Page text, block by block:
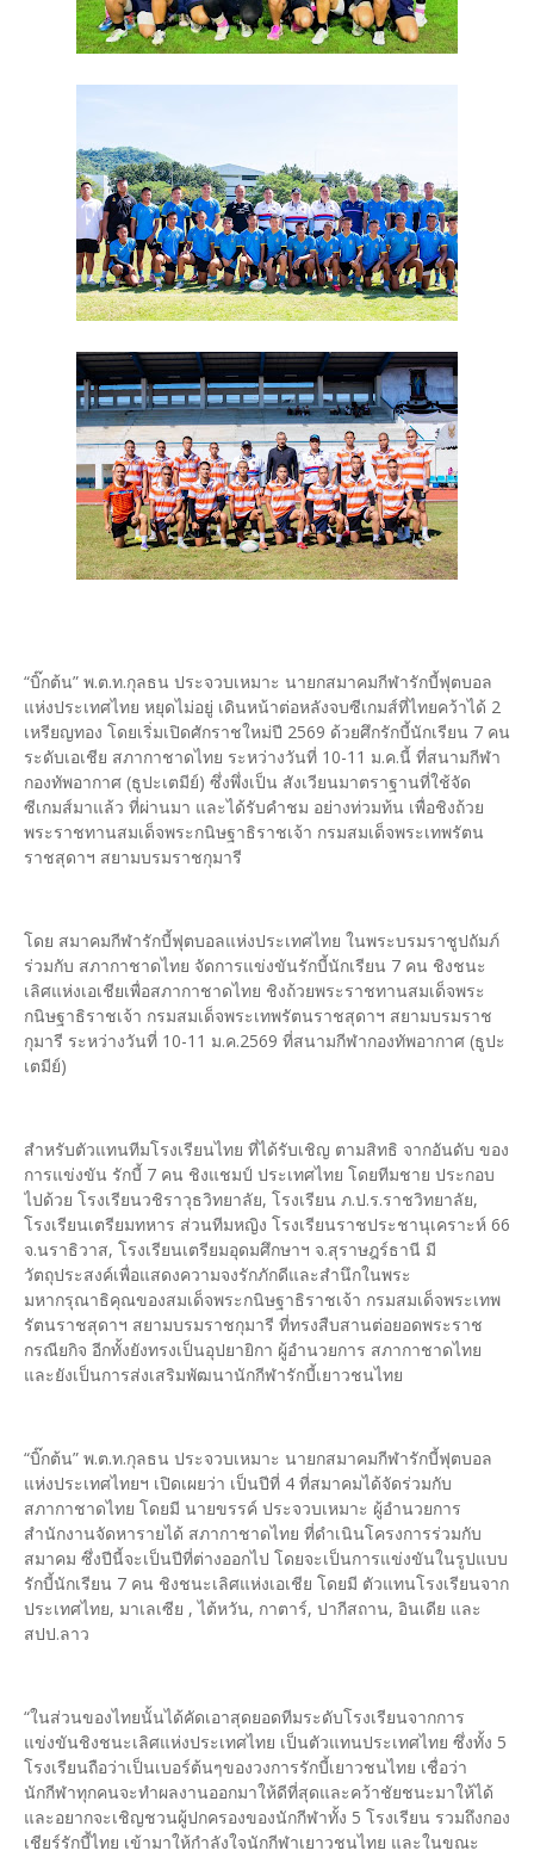
“บิ๊กต้น” พ.ต.ท.กุลธน ประจวบเหมาะ นายกสมาคมกีฬารักบี้ฟุตบอล
แห่งประเทศไทย หยุดไม่อยู่ เดินหน้าต่อหลังจบซีเกมส์ที่ไทยคว้าได้ 2
เหรียญทอง โดยเริ่มเปิดศักราชใหม่ปี 2569 ด้วยศึกรักบี้นักเรียน 7 คน
ระดับเอเชีย สภากาชาดไทย ระหว่างวันที่ 10-11 ม.ค.นี้ ที่สนามกีฬา
กองทัพอากาศ (ธูปะเตมีย์) ซึ่งพึ่งเป็น สังเวียนมาตราฐานที่ใช้จัด
ซีเกมส์มาแล้ว ที่ผ่านมา และได้รับคำชม อย่างท่วมท้น เพื่อชิงถ้วย
พระราชทานสมเด็จพระกนิษฐาธิราชเจ้า กรมสมเด็จพระเทพรัตน
ราชสุดาฯ สยามบรมราชกุมารี
โดย สมาคมกีฬารักบี้ฟุตบอลแห่งประเทศไทย ในพระบรมราชูปถัมภ์
ร่วมกับ สภากาชาดไทย จัดการแข่งขันรักบี้นักเรียน 7 คน ชิงชนะ
เลิศแห่งเอเชียเพื่อสภากาชาดไทย ชิงถ้วยพระราชทานสมเด็จพระ
กนิษฐาธิราชเจ้า กรมสมเด็จพระเทพรัตนราชสุดาฯ สยามบรมราช
กุมารี ระหว่างวันที่ 10-11 ม.ค.2569 ที่สนามกีฬากองทัพอากาศ (ธูปะ
เตมีย์)
สำหรับตัวแทนทีมโรงเรียนไทย ที่ได้รับเชิญ ตามสิทธิ จากอันดับ ของ
การแข่งขัน รักบี้ 7 คน ชิงแชมป์ ประเทศไทย โดยทีมชาย ประกอบ
ไปด้วย โรงเรียนวชิราวุธวิทยาลัย, โรงเรียน ภ.ป.ร.ราชวิทยาลัย,
โรงเรียนเตรียมทหาร ส่วนทีมหญิง โรงเรียนราชประชานุเคราะห์ 66
จ.นราธิวาส, โรงเรียนเตรียมอุดมศึกษาฯ จ.สุราษฎร์ธานี มี
วัตถุประสงค์เพื่อแสดงความจงรักภักดีและสำนึกในพระ
มหากรุณาธิคุณของสมเด็จพระกนิษฐาธิราชเจ้า กรมสมเด็จพระเทพ
รัตนราชสุดาฯ สยามบรมราชกุมารี ที่ทรงสืบสานต่อยอดพระราช
กรณียกิจ อีกทั้งยังทรงเป็นอุปยายิกา ผู้อำนวยการ สภากาชาดไทย
และยังเป็นการส่งเสริมพัฒนานักกีฬารักบี้เยาวชนไทย
“บิ๊กต้น” พ.ต.ท.กุลธน ประจวบเหมาะ นายกสมาคมกีฬารักบี้ฟุตบอล
แห่งประเทศไทยฯ เปิดเผยว่า เป็นปีที่ 4 ที่สมาคมได้จัดร่วมกับ
สภากาชาดไทย โดยมี นายขรรค์ ประจวบเหมาะ ผู้อำนวยการ
สำนักงานจัดหารายได้ สภากาชาดไทย ที่ดำเนินโครงการร่วมกับ
สมาคม ซึ่งปีนี้จะเป็นปีที่ต่างออกไป โดยจะเป็นการแข่งขันในรูปแบบ
รักบี้นักเรียน 7 คน ชิงชนะเลิศแห่งเอเชีย โดยมี ตัวแทนโรงเรียนจาก
ประเทศไทย, มาเลเซีย , ไต้หวัน, กาตาร์, ปากีสถาน, อินเดีย และ
สปป.ลาว
“ในส่วนของไทยนั้นได้คัดเอาสุดยอดทีมระดับโรงเรียนจากการ
แข่งขันชิงชนะเลิศแห่งประเทศไทย เป็นตัวแทนประเทศไทย ซึ่งทั้ง 5
โรงเรียนถือว่าเป็นเบอร์ต้นๆของวงการรักบี้เยาวชนไทย เชื่อว่า
นักกีฬาทุกคนจะทำผลงานออกมาให้ดีที่สุดและคว้าชัยชนะมาให้ได้
และอยากจะเชิญชวนผู้ปกครองของนักกีฬาทั้ง 5 โรงเรียน รวมถึงกอง
เชียร์รักบี้ไทย เข้ามาให้กำลังใจนักกีฬาเยาวชนไทย และในขณะ